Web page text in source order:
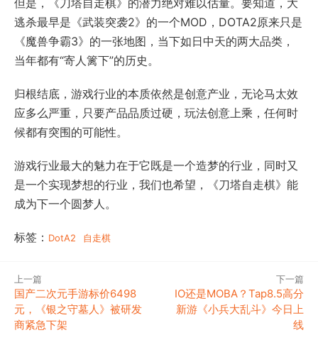
但是，《刀塔自走棋》的潜力绝对难以估量。要知道，大
逃杀最早是《武装突袭2》的一个MOD，DOTA2原来只是
《魔兽争霸3》的一张地图，当下如日中天的两大品类，
当年都有“寄人篱下”的历史。
归根结底，游戏行业的本质依然是创意产业，无论马太效
应多么严重，只要产品品质过硬，玩法创意上乘，任何时
候都有突围的可能性。
游戏行业最大的魅力在于它既是一个造梦的行业，同时又
是一个实现梦想的行业，我们也希望，《刀塔自走棋》能
成为下一个圆梦人。
标签： DotA2 自走棋
上一篇
国产二次元手游标价6498
元，《银之守墓人》被研发
商紧急下架
下一篇
IO还是MOBA？Tap8.5高分
新游《小兵大乱斗》今日上
线